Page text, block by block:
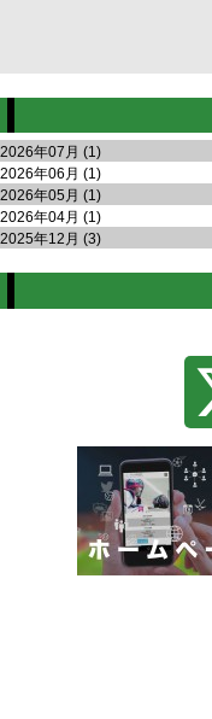
2026年07月 (1)
2026年06月 (1)
2026年05月 (1)
2026年04月 (1)
2025年12月 (3)